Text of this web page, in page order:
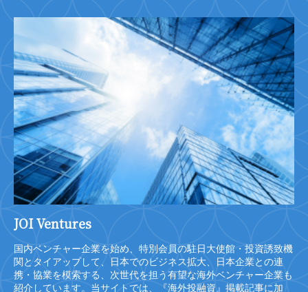
JOI Ventures
国内ベンチャー企業を始め、特別会員の駐日大使館・投資誘致機
関とタイアップして、日本でのビジネス拡大、日本企業との連
携・協業を模索する、次世代を担う有望な海外ベンチャー企業も
紹介しています。当サイトでは、『海外投融資』掲載記事に加